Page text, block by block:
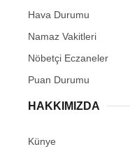
Hava Durumu
Namaz Vakitleri
Nöbetçi Eczaneler
Puan Durumu
HAKKIMIZDA
Künye